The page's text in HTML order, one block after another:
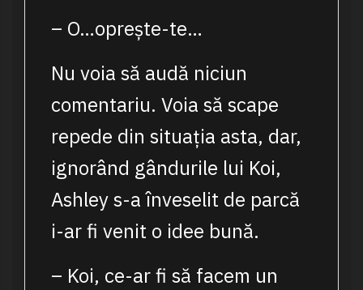
– O…oprește-te…
Nu voia să audă niciun
comentariu. Voia să scape
repede din situația asta, dar,
ignorând gândurile lui Koi,
Ashley s-a înveselit de parcă
i-ar fi venit o idee bună.
– Koi, ce-ar fi să facem un